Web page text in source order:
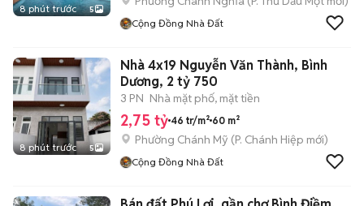
8 phút trước 5
Cộng Đồng Nhà Đất
8 phút trước 5
Nhà 4x19 Nguyễn Văn Thành, Bình
Dương, 2 tỷ 750
3 PN Nhà mặt phố, mặt tiền
2,75 tỷ 46 tr/m² 60 m²
Phường Chánh Mỹ (P. Chánh Hiệp mới)
Cộng Đồng Nhà Đất